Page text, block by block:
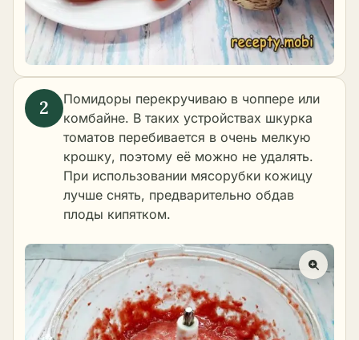
Помидоры перекручиваю в чоппере или
комбайне. В таких устройствах шкурка
томатов перебивается в очень мелкую
крошку, поэтому её можно не удалять.
При использовании мясорубки кожицу
лучше снять, предварительно обдав
плоды кипятком.